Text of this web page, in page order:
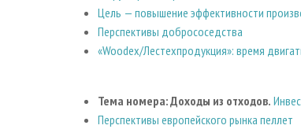
Цель — повышение эффективности
Перспективы добрососедства
«Woodex/Лестехпродукция»: время
Тема номера: Доходы из отходов.
Перспективы европейского рынка пеллет